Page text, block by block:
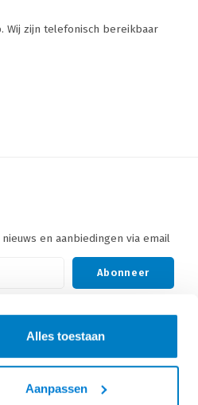
Alles toestaan
Aanpassen
Wij zijn telefonisch bereikbaar
en aanbiedingen via email
Abonneer